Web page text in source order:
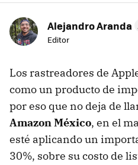
Alejandro Aranda
Editor
Los rastreadores de
como un producto de
por eso que no deja de
Amazon México, en el
esté aplicando un
30%, sobre su costo de